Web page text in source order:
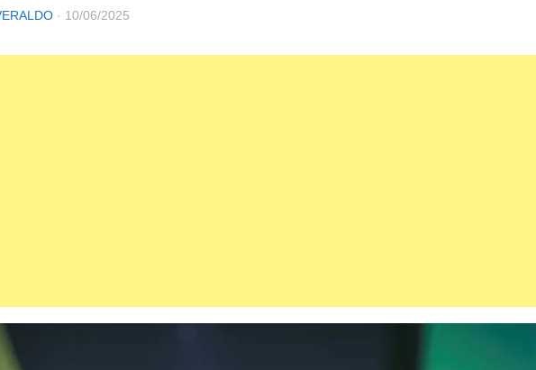
· 10/06/2025